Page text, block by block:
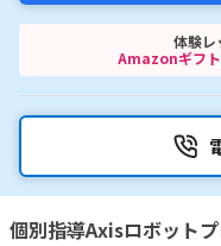
体験レ
Amazonギフ
個別指導Axisロボット